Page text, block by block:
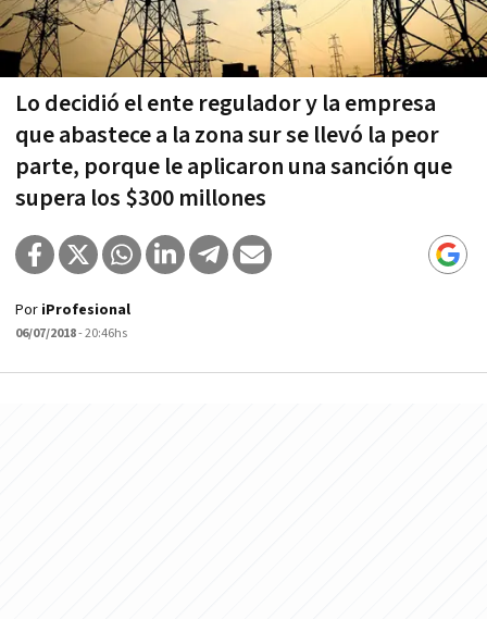
Lo decidió el ente regulador y la empresa
que abastece a la zona sur se llevó la peor
parte, porque le aplicaron una sanción que
supera los $300 millones
Por iProfesional
06/07/2018- 20:46hs